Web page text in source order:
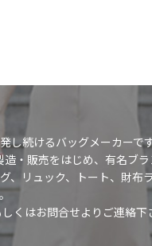
し続けるバッグメーカーで
・販売をはじめ、有名ブ
、リュック、トート、財
くはお問合せよりご連絡下